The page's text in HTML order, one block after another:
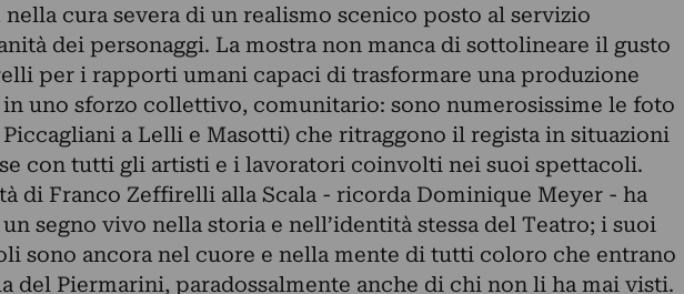
nella cura severa di un realismo scenico posto al servizio
dei personaggi. La mostra non manca di sottolineare il gusto
per i rapporti umani capaci di trasformare una produzione
in uno sforzo collettivo, comunitario: sono numerosissime le foto
Piccagliani a Lelli e Masotti) che ritraggono il regista in situazioni
con tutti gli artisti e i lavoratori coinvolti nei suoi spettacoli.
di Franco Zeffirelli alla Scala - ricorda Dominique Meyer - ha
segno vivo nella storia e nell’identità stessa del Teatro; i suoi
sono ancora nel cuore e nella mente di tutti coloro che entrano
del Piermarini, paradossalmente anche di chi non li ha mai visti.